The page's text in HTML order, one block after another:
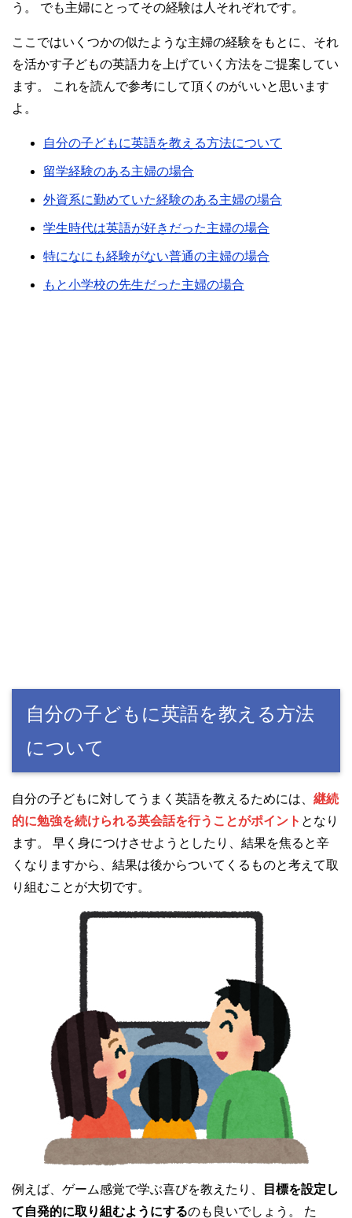
う。 でも主婦にとってその経験は人それぞれです。
ここではいくつかの似たような主婦の経験をもとに、それ
を活かす子どもの英語力を上げていく方法をご提案してい
ます。 これを読んで参考にして頂くのがいいと思います
よ。
自分の子どもに英語を教える方法について
留学経験のある主婦の場合
外資系に勤めていた経験のある主婦の場合
学生時代は英語が好きだった主婦の場合
特になにも経験がない普通の主婦の場合
もと小学校の先生だった主婦の場合
自分の子どもに英語を教える方法
について
自分の子どもに対してうまく英語を教えるためには、 継続
的に勉強を続けられる英会話を行うことがポイント となり
ます。 早く身につけさせようとしたり、結果を焦ると辛
くなりますから、結果は後からついてくるものと考えて取
り組むことが大切です。
例えば、ゲーム感覚で学ぶ喜びを教えたり、
目標を設定し
て自発的に取り組むようにするのも良いでしょう。 た